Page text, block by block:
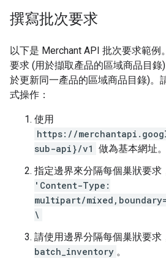
撰寫批次要求
以下是 Merchant API 批次要求範
要求 (用於擷取產品的區域商品目錄
於更新同一產品的區域商品目錄)。
式操作：
使用
https://
sub-api}/v1 做為基本網址。
指定邊界來分隔每個巢狀要求
'Content-Type:
multipart/
\
請使用邊界分隔每個巢狀要求
batch_inventory 。